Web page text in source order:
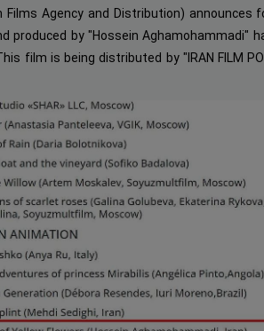
Films Agency and Distribution)
produced by "Hossein
film is being distributed by "IRAN FILM